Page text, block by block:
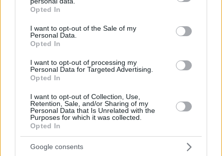
grant or deny consent to Google and its third-party tags to
use your data for below specified purposes in below Google
consent section.
Opted In
I want to opt-out of the Sale of my
Personal Data.
Opted In
I want to opt-out of processing my
Personal Data for Targeted Advertising.
Opted In
I want to opt-out of Collection, Use,
Retention, Sale, and/or Sharing of my
Personal Data that Is Unrelated with the
Purposes for which it was collected.
Opted In
Google consents
πριν 9 λεπτά
Κόκκινο κρέας: Αυξάνει κατά 49% τον κίνδυνο διαβήτη
πριν 9 λεπτά
Γονικές παροχές: Οι παγίδες στις μεταφορές χρημάτων
πριν 11 λεπτά
Συγκλονιστικό βίντεο από χειρουργείο την ώρα του
σεισμού των 7,1R στην Ιαπωνία: Τα πάντα κλυδωνίζονται,
δύο προσπάθησαν να προστατεύσουν τον ασθενή
πριν 19 λεπτά
πριν 25 λεπτά